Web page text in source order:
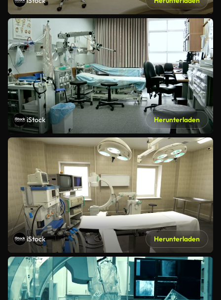
iStock Herunterladen
iStock Herunterladen